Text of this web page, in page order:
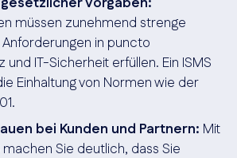
müssen zunehmend strenge
in puncto
und IT-Sicherheit erfüllen. Ein ISMS
Einhaltung von Normen wie der
bei Kunden und Partnern: Mit
machen Sie deutlich, dass Sie